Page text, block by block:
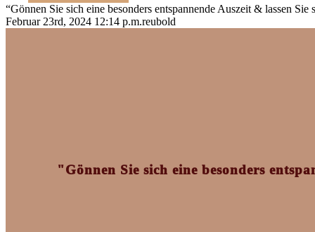
“Gönnen Sie sich eine besonders entspannende Auszeit & lassen
Februar 23rd, 2024 12:14 p.m.reubold
"Gönnen Sie sich eine besonders